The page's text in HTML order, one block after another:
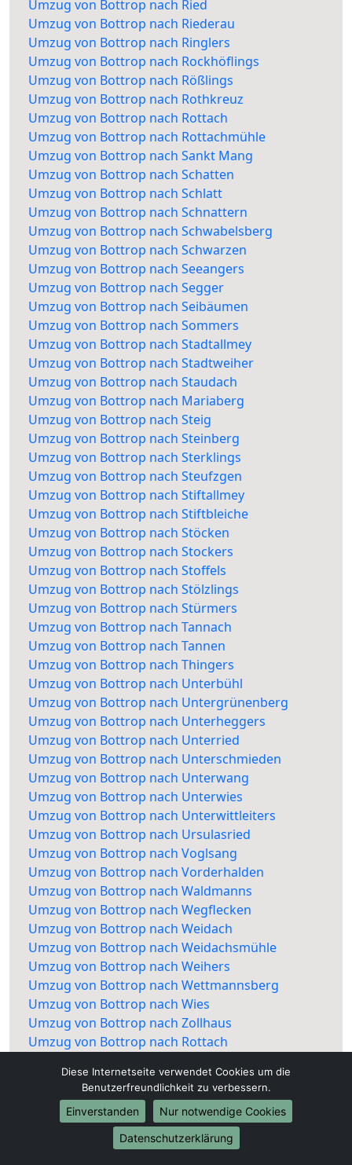
Umzug von Bottrop nach Ried
Umzug von Bottrop nach Riederau
Umzug von Bottrop nach Ringlers
Umzug von Bottrop nach Rockhöflings
Umzug von Bottrop nach Rößlings
Umzug von Bottrop nach Rothkreuz
Umzug von Bottrop nach Rottach
Umzug von Bottrop nach Rottachmühle
Umzug von Bottrop nach Sankt Mang
Umzug von Bottrop nach Schatten
Umzug von Bottrop nach Schlatt
Umzug von Bottrop nach Schnattern
Umzug von Bottrop nach Schwabelsberg
Umzug von Bottrop nach Schwarzen
Umzug von Bottrop nach Seeangers
Umzug von Bottrop nach Segger
Umzug von Bottrop nach Seibäumen
Umzug von Bottrop nach Sommers
Umzug von Bottrop nach Stadtallmey
Umzug von Bottrop nach Stadtweiher
Umzug von Bottrop nach Staudach
Umzug von Bottrop nach Mariaberg
Umzug von Bottrop nach Steig
Umzug von Bottrop nach Steinberg
Umzug von Bottrop nach Sterklings
Umzug von Bottrop nach Steufzgen
Umzug von Bottrop nach Stiftallmey
Umzug von Bottrop nach Stiftbleiche
Umzug von Bottrop nach Stöcken
Umzug von Bottrop nach Stockers
Umzug von Bottrop nach Stoffels
Umzug von Bottrop nach Stölzlings
Umzug von Bottrop nach Stürmers
Umzug von Bottrop nach Tannach
Umzug von Bottrop nach Tannen
Umzug von Bottrop nach Thingers
Umzug von Bottrop nach Unterbühl
Umzug von Bottrop nach Untergrünenberg
Umzug von Bottrop nach Unterheggers
Umzug von Bottrop nach Unterried
Umzug von Bottrop nach Unterschmieden
Umzug von Bottrop nach Unterwang
Umzug von Bottrop nach Unterwies
Umzug von Bottrop nach Unterwittleiters
Umzug von Bottrop nach Ursulasried
Umzug von Bottrop nach Voglsang
Umzug von Bottrop nach Vorderhalden
Umzug von Bottrop nach Waldmanns
Umzug von Bottrop nach Wegflecken
Umzug von Bottrop nach Weidach
Umzug von Bottrop nach Weidachsmühle
Umzug von Bottrop nach Weihers
Umzug von Bottrop nach Wettmannsberg
Umzug von Bottrop nach Wies
Umzug von Bottrop nach Zollhaus
Umzug von Bottrop nach Rottach
Diese Internetseite verwendet Cookies um die
Benutzerfreundlichkeit zu verbessern.
Einverstanden
Nur notwendige Cookies
Datenschutzerklärung